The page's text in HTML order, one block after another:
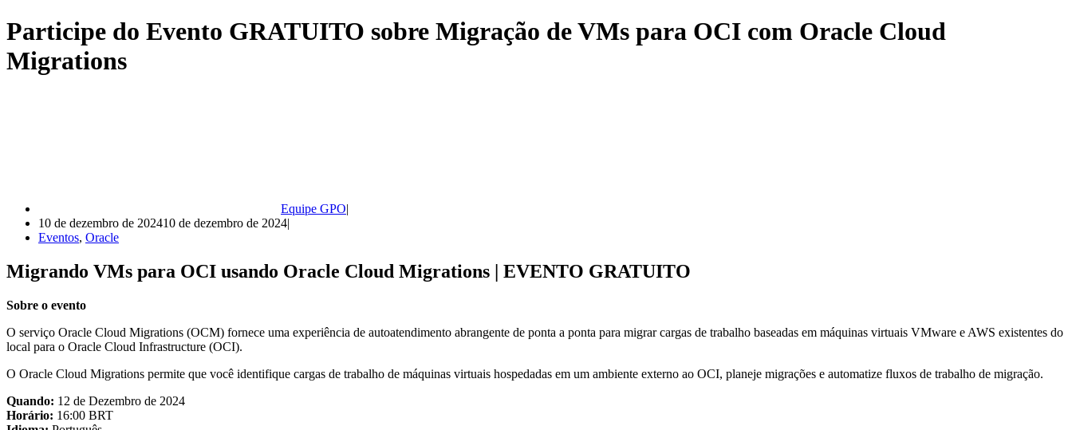
Participe do Evento GRATUITO sobre Migração de VMs para OCI com Oracle Cloud
Migrations
Equipe GPO
10 de dezembro de 202410 de dezembro de 2024
Eventos, Oracle
Migrando VMs para OCI usando Oracle Cloud Migrations | EVENTO GRATUITO
Sobre o evento
O serviço Oracle Cloud Migrations (OCM) fornece uma experiência de autoatendimento abrangente de ponta a ponta para migrar cargas de trabalho baseadas em máquinas virtuais VMware e AWS existentes do
local para o Oracle Cloud Infrastructure (OCI).
O Oracle Cloud Migrations permite que você identifique cargas de trabalho de máquinas virtuais hospedadas em um ambiente externo ao OCI, planeje migrações e automatize fluxos de trabalho de migração.
Quando: 12 de Dezembro de 2024
Horário: 16:00 BRT